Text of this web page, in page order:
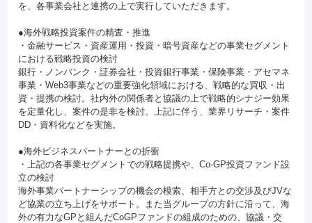
を、各事業会社と連携の上で実行していただきます。
●海外戦略投資案件の精査・推進
・金融サービス・資産運用・投資・暗号資産などの事業セグメント
における戦略投資の検討
銀行・ノンバンク・証券会社・投資銀行事業・保険事業・アセマネ
事業・Web3事業などの重要強化領域における、戦略的な買収・出
資・提携の検討。社内外の関係者と協議の上で戦略的シナジー効果
を定量化し、案件の是非を検討。上記に伴う、業界リサーチ・案件
DD・資料化などを実施。
●海外ビジネスパートナーとの折衝
・上記の各事業セグメントでの戦略提携や、Co-GP投資ファンド設
立の検討
海外事業パートナーシップの機会の模索、相手方との交渉及びJVな
ど協業の立ち上げをサポート。また当グループの方針に沿って、海
外の有力なGPと組んだCoGPファンドの組成のための、協議・交